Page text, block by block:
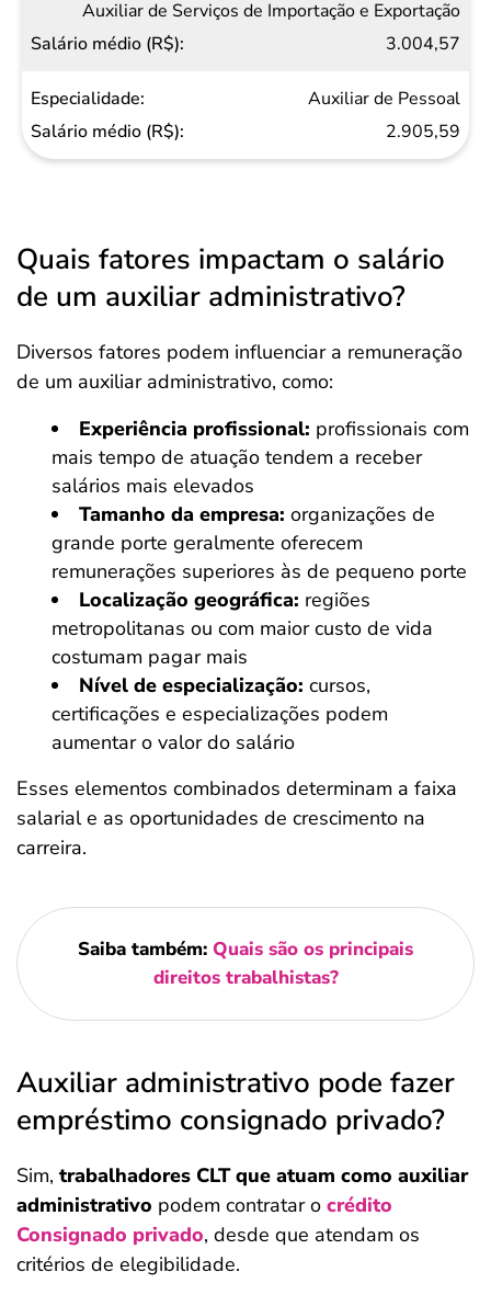
Auxiliar de Serviços de Importação e Exportação
3.004,57
Auxiliar de Pessoal
2.905,59
Quais fatores impactam o salário
de um auxiliar administrativo?
Diversos fatores podem influenciar a remuneração
de um auxiliar administrativo, como:​
Experiência profissional: profissionais com
mais tempo de atuação tendem a receber
salários mais elevados
Tamanho da empresa: organizações de
grande porte geralmente oferecem
remunerações superiores às de pequeno porte
Localização geográfica: regiões
metropolitanas ou com maior custo de vida
costumam pagar mais
Nível de especialização: cursos,
certificações e especializações podem
aumentar o valor do salário
Esses elementos combinados determinam a faixa
salarial e as oportunidades de crescimento na
carreira.
Saiba também: Quais são os principais
direitos trabalhistas?
Auxiliar administrativo pode fazer
empréstimo consignado privado?
Sim, trabalhadores CLT que atuam como auxiliar
administrativo podem contratar o crédito
Consignado privado, desde que atendam os
critérios de elegibilidade.